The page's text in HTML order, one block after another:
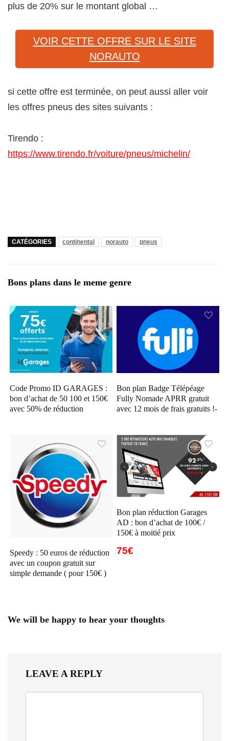
plus de 20% sur le montant global …
VOIR CETTE OFFRE SUR LE SITE
NORAUTO
si cette offre est terminée, on peut aussi aller voir
les offres pneus des sites suivants :
Tirendo :
https://www.tirendo.fr/voiture/pneus/michelin/
CATÉGORIES continental norauto pneus
Bons plans dans le meme genre
Code Promo ID GARAGES :
bon d’achat de 50 100 et 150€
avec 50% de réduction
Bon plan Badge Télépéage
Fully Nomade APRR gratuit
avec 12 mois de frais gratuits !-
Speedy : 50 euros de réduction
avec un coupon gratuit sur
simple demande ( pour 150€ )
Bon plan réduction Garages
AD : bon d’achat de 100€ /
150€ à moitié prix
75€
We will be happy to hear your thoughts
LEAVE A REPLY